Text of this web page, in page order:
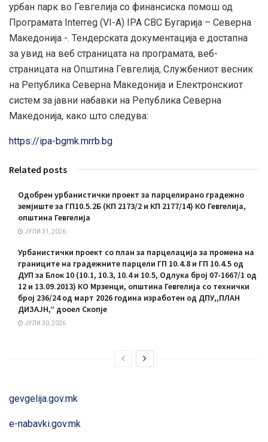
урбан парк во Гевгелија со финансиска помош од
Програмата Interreg (VI-A) IPA CBC Бугарија – Северна
Македонија -. Тендерската документација е достапна
за увид на веб страницата на програмата, веб-
страницата на Општина Гевгелија, Службениот весник
на Република Северна Македонија и Електронскиот
систем за јавни набавки на Република Северна
Македонија, како што следува:
https://ipa-bgmk.mrrb.bg
Related posts
Одобрен урбанистички проект за парцелирано градежно
земјиште за ГП10.5.2Б (КП 2173/2 и КП 2177/14) КО Гевгелија,
општина Гевгелија
ЈУЛИ 31, 2026
Урбанистички проект со план за парцелација за промена на
границите на градежните парцели ГП 10.4.8 и ГП 10.4.5 од
ДУП за Блок 10 (10.1, 10.3, 10.4 и 10.5, Одлука број 07-1667/1 од
12 и 13.09.2013) КО Мрзенци, општина Гевгелија со технички
број 236/24 од март 2026 година изработен од ДПУ,,ПЛАН
ДИЗАЈН,“ дооел Скопје
ЈУЛИ 30, 2026
gevgelija.gov.mk
e-nabavki.gov.mk